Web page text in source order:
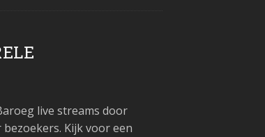
live streams door
Kijk voor een